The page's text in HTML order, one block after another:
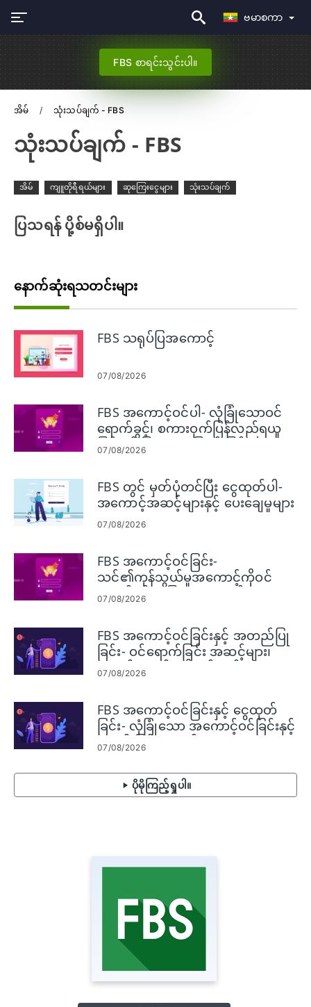
ဗမာစကာ
FBS စာရင်းသွင်းပါ။
အိမ် သုံးသပ်ချက် - FBS
သုံးသပ်ချက် - FBS
အိမ် ကျူတိုရီရယ်များ ဆုကြေးငွေများ သုံးသပ်ချက်
ပြသရန် ပို့စ်မရှိပါ။
နောက်ဆုံးရသတင်းများ
FBS သရုပ်ပြအကောင့်
07/08/2026
FBS အကောင့်ဝင်ပါ- လုံခြုံသောဝင်
ရောက်ခွင့်၊ စကားဝှက်ပြန်လည်ရယူ
ခြင်းနှင့် ပြဿနာဖြေရှင်းခြင်း
07/08/2026
FBS တွင် မှတ်ပုံတင်ပြီး ငွေထုတ်ပါ-
အကောင့်အဆင့်များနှင့် ပေးချေမှုများ
07/08/2026
FBS အကောင့်ဝင်ခြင်း-
သင်၏ကုန်သွယ်မှုအကောင့်ကိုဝင်
ရောက်ရန် လုံခြုံသောအဆင့်များ
07/08/2026
FBS အကောင့်ဝင်ခြင်းနှင့် အတည်ပြု
ခြင်း- ဝင်ရောက်ခြင်း အဆင့်များ၊
စာရွက်စာတမ်း လိုအပ်ချက်များ
07/08/2026
FBS အကောင့်ဝင်ခြင်းနှင့် ငွေထုတ်
ခြင်း- လုံခြုံသော အကောင့်ဝင်ခြင်းနှင့်
ငွေရှင်းခြင်း အဆင့်များ
07/08/2026
ပိုမိုကြည့်ရှုပါ။